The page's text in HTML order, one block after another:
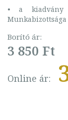
• a kiadvány
Borító ár:
3 850 Ft
Online ár: